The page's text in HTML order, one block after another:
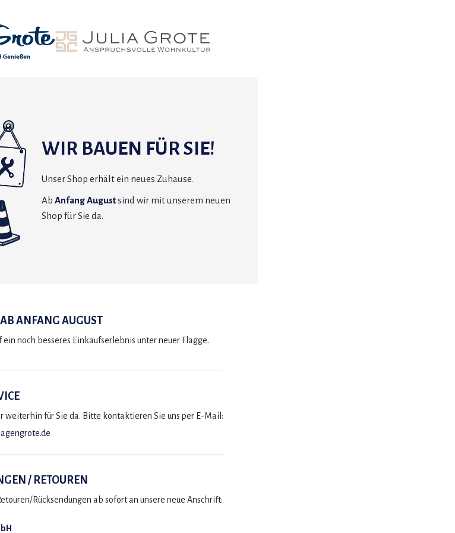
WIR BAUEN FÜR SIE!
Unser Shop erhält ein neues Zuhause.
Ab Anfang Augustsind wir mit unserem neuen
Shop für Sie da.
ANFANG AUGUST
ein noch besseres Einkaufserlebnis unter neuer Flagge.
weiterhin für Sie da. Bitte kontaktieren Sie uns per E-Mail:
/ RETOUREN
Rücksendungen ab sofort an unsere neue Anschrift: